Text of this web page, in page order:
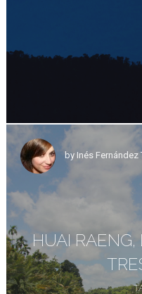
by Inés Fernández
HUAI RAENG,